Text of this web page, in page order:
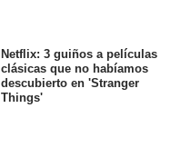
Netflix: 3 guiños a películas
clásicas que no habíamos
descubierto en 'Stranger
Things'